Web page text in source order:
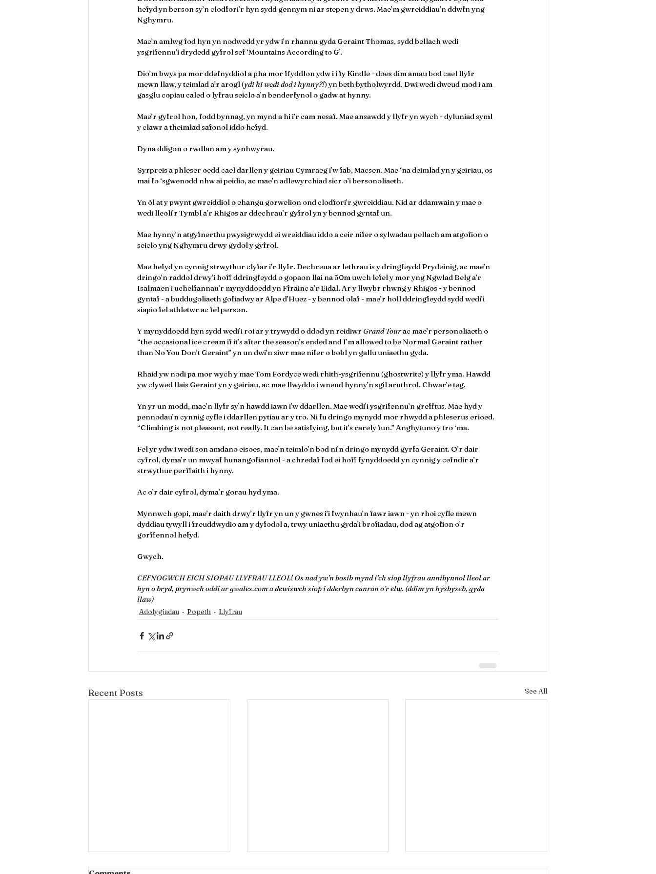
hefyd yn berson sy’n clodfori’r hyn sydd gennym ni ar stepen y drws. Mae’m gwreiddiau’n ddwfn yng
Nghymru.
Mae’n amlwg fod hyn yn nodwedd yr ydw i’n rhannu gyda Geraint Thomas, sydd bellach wedi
ysgrifennu’i drydedd gyfrol sef ‘Mountains According to G’.
Dio’m bwys pa mor ddefnyddiol a pha mor ffyddlon ydw i i fy Kindle - does dim amau bod cael llyfr
mewn llaw, y teimlad a’r arogl (ydi hi wedi dod i hynny?!) yn beth bytholwyrdd. Dwi wedi dweud mod i am
gasglu copiau caled o lyfrau seiclo a’n benderfynol o gadw at hynny.
Mae’r gyfrol hon, fodd bynnag, yn mynd a hi i’r cam nesaf. Mae ansawdd y llyfr yn wych - dyluniad syml
y clawr a theimlad safonol iddo hefyd.
Dyna ddigon o rwdlan am y synhwyrau.
Syrpreis a phleser oedd cael darllen y geiriau Cymraeg i’w fab, Macsen. Mae ‘na deimlad yn y geiriau, os
mai fo ‘sgwenodd nhw ai peidio, ac mae’n adlewyrchiad sicr o’i bersonoliaeth.
Yn ôl at y pwynt gwreiddiol o ehangu gorwelion ond clodfori’r gwreiddiau. Nid ar ddamwain y mae o
wedi lleoli’r Tymbl a’r Rhigos ar ddechrau’r gyfrol yn y bennod gyntaf un.
Mae hynny’n atgyfnerthu pwysigrwydd ei wreiddiau iddo a ceir nifer o sylwadau pellach am atgofion o
seiclo yng Nghymru drwy gydol y gyfrol.
Mae hefyd yn cynnig strwythur clyfar i’r llyfr. Dechreua ar lethrau is y dringfeydd Prydeinig, ac mae’n
dringo’n raddol drwy’i hoff ddringfeydd o gopaon llai na 50m uwch lefel y mor yng Ngwlad Belg a’r
Isalmaen i uchelfannau’r mynyddoedd yn Ffrainc a’r Eidal. Ar y llwybr rhwng y Rhigos - y bennod
gyntaf - a buddugoliaeth gofiadwy ar Alpe d’Huez - y bennod olaf - mae’r holl ddringfeydd sydd wedi’i
siapio fel athletwr ac fel person.
Y mynyddoedd hyn sydd wedi’i roi ar y trywydd o ddod yn reidiwr Grand Tour ac mae’r personoliaeth o
“the occasional ice cream if it’s after the season’s ended and I’m allowed to be Normal Geraint rather
than No You Don’t Geraint” yn un dwi’n siwr mae nifer o bobl yn gallu uniaethu gyda.
Rhaid yw nodi pa mor wych y mae Tom Fordyce wedi rhith-ysgrifennu (ghostwrite) y llyfr yma. Hawdd
yw clywed llais Geraint yn y geiriau, ac mae llwyddo i wneud hynny’n sgil aruthrol. Chwar’e teg.
Yn yr un modd, mae’n llyfr sy’n hawdd iawn i’w ddarllen. Mae wedi’i ysgrifennu’n grefftus. Mae hyd y
pennodau’n cynnig cyfle i ddarllen pytiau ar y tro. Ni fu dringo mynydd mor rhwydd a phleserus erioed.
“Climbing is not pleasant, not really. It can be satisfying, but it’s rarely fun.” Anghytuno y tro ‘ma.
Fel yr ydw i wedi son amdano eisoes, mae’n teimlo’n bod ni’n dringo mynydd gyrfa Geraint. O’r dair
cyfrol, dyma’r un mwyaf hunangofiannol - a chredaf fod ei hoff fynyddoedd yn cynnig y cefndir a’r
strwythur perffaith i hynny.
Ac o’r dair cyfrol, dyma’r gorau hyd yma.
Mynnwch gopi, mae’r daith drwy’r llyfr yn un y gwnes i’i fwynhau’n fawr iawn - yn rhoi cyfle mewn
dyddiau tywyll i freuddwydio am y dyfodol a, trwy uniaethu gyda’i brofiadau, dod ag atgofion o’r
gorffennol hefyd.
Gwych.
CEFNOGWCH EICH SIOPAU LLYFRAU LLEOL! Os nad yw’n bosib mynd i’ch siop llyfrau annibynnol lleol ar
hyn o bryd, prynwch oddi ar gwales.com a dewiswch siop i dderbyn canran o’r elw. (ddim yn hysbyseb, gyda
llaw)
Adolygiadau Popeth Llyfrau
Recent Posts See All